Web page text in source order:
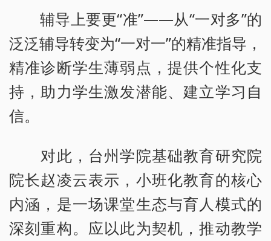
辅导上要更“准”——从“一对多”的
泛泛辅导转变为“一对一”的精准指导，
精准诊断学生薄弱点，提供个性化支
持，助力学生激发潜能、建立学习自
信。
对此，台州学院基础教育研究院
院长赵凌云表示，小班化教育的核心
内涵，是一场课堂生态与育人模式的
深刻重构。应以此为契机，推动教学